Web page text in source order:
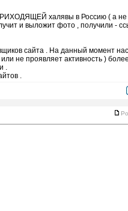
халявы в Россию ( а не
и выложит фото , получили -
сайта . На данный момент
не проявляет активность )
.
.